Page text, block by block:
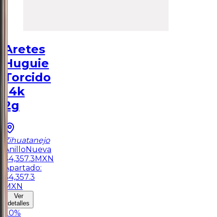
Aretes
Huguie
Torcido
14k
2g
Zihuatanejo
Anillo Nueva
$4,357.3 MXN
Apartado:
$4,357.3
MXN
Ver
detalles
20%